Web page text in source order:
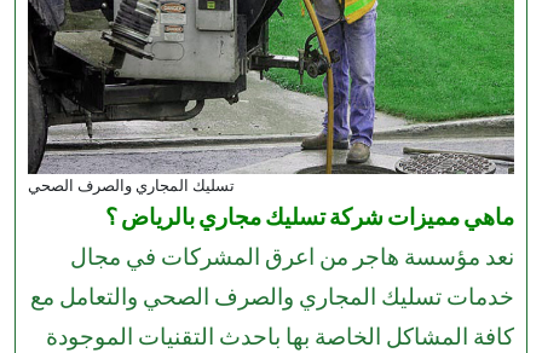
تسليك المجاري والصرف الصحي
ماهي مميزات شركة تسليك مجاري بالرياض ؟
نعد مؤسسة هاجر من اعرق المشركات في مجال
خدمات تسليك المجاري والصرف الصحي والتعامل مع
كافة المشاكل الخاصة بها باحدث التقنيات الموجودة